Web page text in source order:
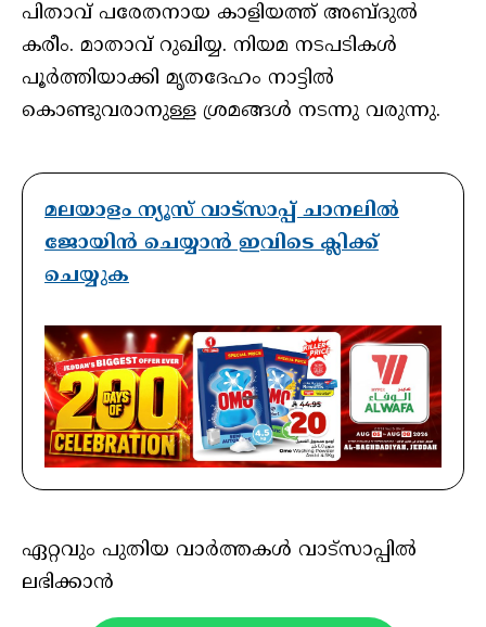
പിതാവ് പരേതനായ കാളിയത്ത് അബ്ദുൽ
കരീം. മാതാവ് റുഖിയ്യ. നിയമ നടപടികൾ
പൂർത്തിയാക്കി മൃതദേഹം നാട്ടിൽ
കൊണ്ടുവരാനുള്ള ശ്രമങ്ങൾ നടന്നു വരുന്നു.
മലയാളം ന്യൂസ് വാട്സാപ്പ് ചാനലിൽ
ജോയിൻ ചെയ്യാൻ ഇവിടെ ക്ലിക്ക്
ചെയ്യുക
ഏറ്റവും പുതിയ വാർത്തകൾ വാട്സാപ്പിൽ
ലഭിക്കാൻ